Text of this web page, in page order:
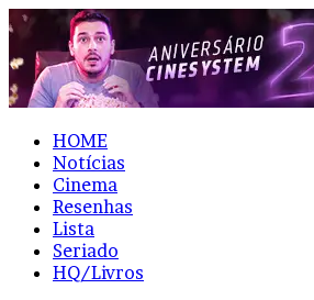
HOME
Notícias
Cinema
Resenhas
Lista
Seriado
HQ/Livros